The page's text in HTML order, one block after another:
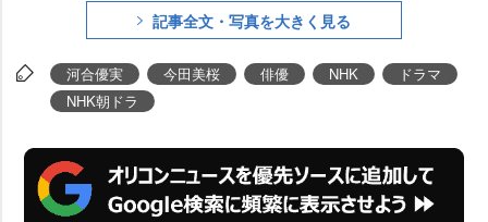
記事全文・写真を大きく見る
河合優実 今田美桜 俳優 NHK
ドラマ
NHK朝ドラ